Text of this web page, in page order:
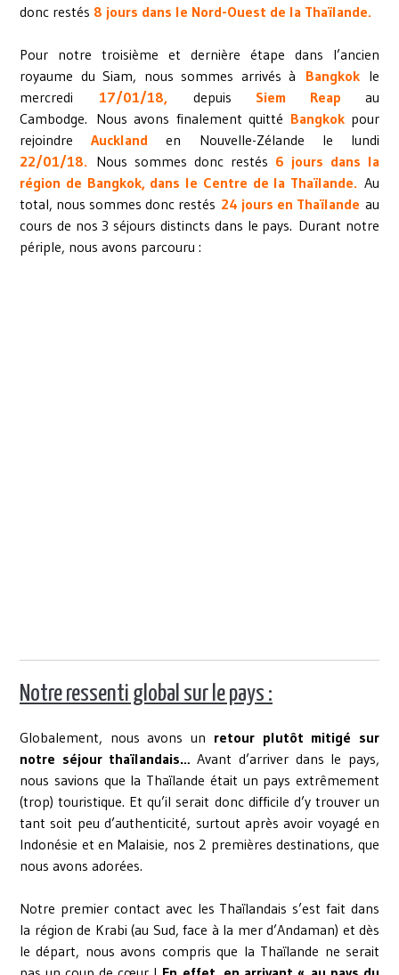
donc restés 8 jours dans le Nord-Ouest de la Thaïlande.
Pour notre troisième et dernière étape dans l’ancien
royaume du Siam, nous sommes arrivés à Bangkokle
mercredi 17/01/18, depuis Siem Reap au
Cambodge. Nous avons finalement quitté Bangkokpour
rejoindreAuckland en Nouvelle-Zélande le lundi
22/01/18. Nous sommes donc restés 6 jours dans la
région de Bangkok, dans le Centre de la Thaïlande. Au
total, nous sommes donc restés 24 jours en Thaïlande au
cours de nos 3 séjours distincts dans le pays. Durant notre
périple, nous avons parcouru :
Notre ressenti global sur le pays :
Globalement, nous avons un retour plutôt mitigé sur
notre séjour thaïlandais… Avant d’arriver dans le pays,
nous savions que la Thaïlande était un pays extrêmement
(trop) touristique. Et qu’il serait donc difficile d’y trouver un
tant soit peu d’authenticité, surtout après avoir voyagé en
Indonésie et en Malaisie, nos 2 premières destinations, que
nous avons adorées.
Notre premier contact avec les Thaïlandais s’est fait dans
la région de Krabi (au Sud, face à la mer d’Andaman) et dès
le départ, nous avons compris que la Thaïlande ne serait